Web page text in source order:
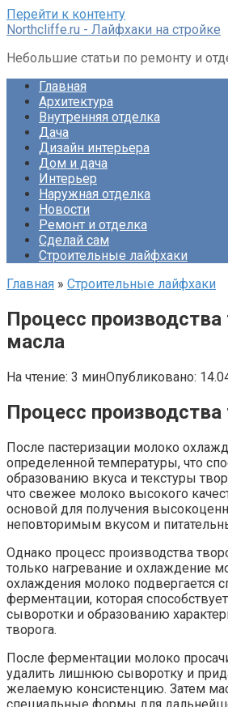
Перейти к контенту
Northcliffe.ru - Лайфхаки на стройке
Небольшие статьи по ремонту и
Главная
Архитектура
Внутренняя отделка
Дача
Дизайн интерьера
Дом и дача
Интерьер
Наружная отделка
Новости
Ремонт и отделка
Сделай сам
Строительные лайфхаки
Главная » Строительные лайфхаки
Процесс производства
масла
На чтение: 3 минОпубликовано:
Процесс производства
После пастеризации молоко
определенной температуры, что
образованию вкуса и текстуры
что свежее молоко высокого
основой для получения
неповторимым вкусом и
Однако процесс производства
только нагревание и охлаждение
охлаждения молоко подвергается
ферментации, которая
сыворотки и образованию
творога.
После ферментации молоко
удалить лишнюю сыворотку и
желаемую консистенцию. Затем
специальные формы для